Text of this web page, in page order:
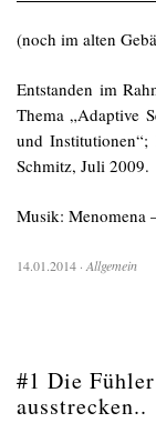
(noch im alten
Entstanden im
Thema „Adaptive
und
Schmitz, Juli 2009.
Musik: Menomena
14.01.2014 · Allgemein
#1 Die
ausstrecken..